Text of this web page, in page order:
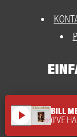
play_arrow BILL
(I'VE